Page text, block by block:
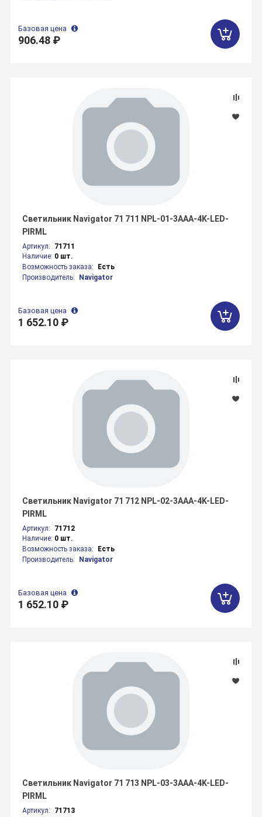
Базовая цена
906.48 ₽
Артикул:
71711
Наличие: 0 шт.
Возможность заказа:
Есть
Производитель:
Navigator
Светильник Navigator 71 711 NPL-01-3AAA-4K-LED-
PIRML
Базовая цена
1 652.10 ₽
Артикул:
71712
Наличие: 0 шт.
Возможность заказа:
Есть
Производитель:
Navigator
Светильник Navigator 71 712 NPL-02-3AAA-4K-LED-
PIRML
Базовая цена
1 652.10 ₽
Артикул:
71713
Светильник Navigator 71 713 NPL-03-3AAA-4K-LED-
PIRML